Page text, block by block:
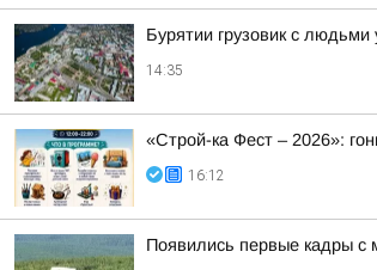
Бурятии грузовик с людьми
14:35
«Строй-ка Фест – 2026»:
16:12
Появились первые кадры с